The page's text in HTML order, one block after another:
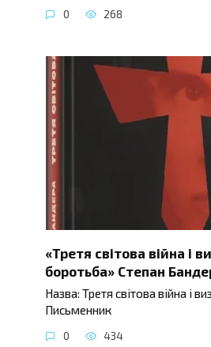
0 268
«Третя світова війна і
боротьба» Степан
Назва: Третя світова війна і
Письменник
0 434